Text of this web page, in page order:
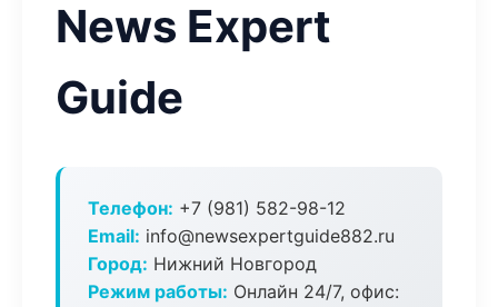
News Expert
Guide
Телефон: +7 (981) 582-98-12
Email: info@newsexpertguide882.ru
Город: Нижний Новгород
Режим работы: Онлайн 24/7, офис: